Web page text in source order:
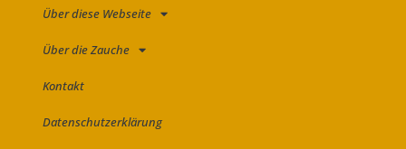
Über diese Webseite
Über die Zauche
Kontakt
Datenschutzerklärung